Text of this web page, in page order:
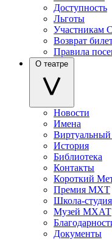
Доступность
Льготы
Участникам
Возврат
Правила
О театре
Новости
Имена
Виртуальный
История
Библиотека
Контакты
Короткий
Премия МХТ
Школа-
Музей МХАТ
Документы